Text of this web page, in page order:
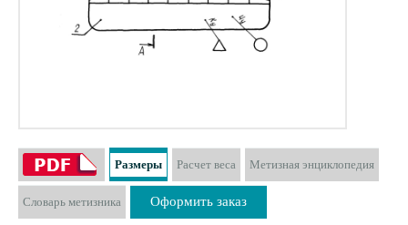
Размеры Расчет веса Метизная энциклопедия
Словарь метизника Оформить заказ